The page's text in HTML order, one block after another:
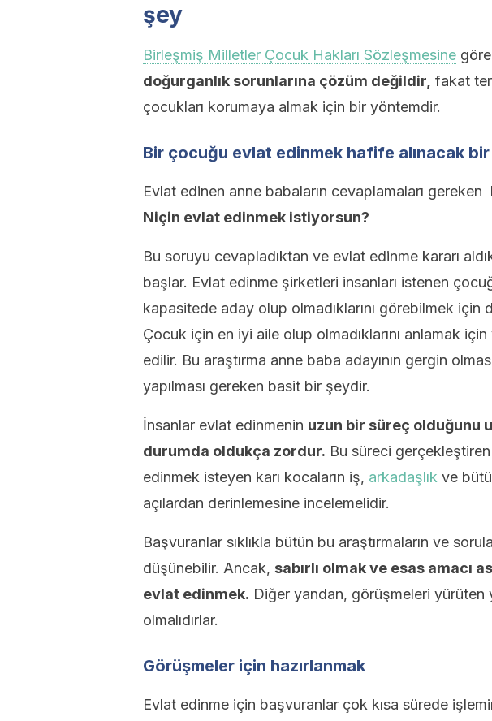
şey
Birleşmiş Milletler Çocuk Hakları Sözleşmesine göre
doğurganlık sorunlarına çözüm değildir, fakat
çocukları korumaya almak için bir yöntemdir.
Bir çocuğu evlat edinmek hafife alınacak
Evlat edinen anne babaların cevaplamaları
Niçin evlat edinmek istiyorsun?
Bu soruyu cevapladıktan ve evlat edinme kararı
başlar. Evlat edinme şirketleri insanları istenen
kapasitede aday olup olmadıklarını görebilmek için
Çocuk için en iyi aile olup olmadıklarını anlamak için
edilir. Bu araştırma anne baba adayının gergin
yapılması gereken basit bir şeydir.
İnsanlar evlat edinmenin uzun bir süreç olduğunu
durumda oldukça zordur. Bu süreci
edinmek isteyen karı kocaların iş, arkadaşlık ve
açılardan derinlemesine incelemelidir.
Başvuranlar sıklıkla bütün bu araştırmaların ve
düşünebilir. Ancak, sabırlı olmak ve esas amacı
evlat edinmek. Diğer yandan, görüşmeleri yürüten
olmalıdırlar.
Görüşmeler için hazırlanmak
Evlat edinme için başvuranlar çok kısa sürede